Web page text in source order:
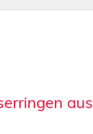
aus